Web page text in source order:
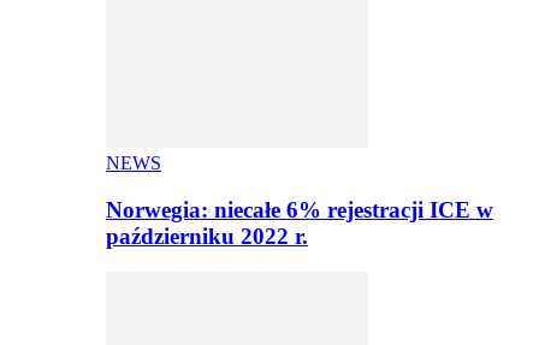
NEWS
Norwegia: niecałe 6% rejestracji ICE w
październiku 2022 r.